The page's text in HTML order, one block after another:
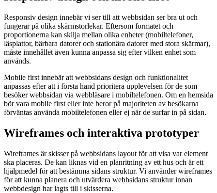
Responsiv design innebär vi ser till att webbsidan ser bra ut och
fungerar på olika skärmstorlekar. Eftersom formatet och
proportionerna kan skilja mellan olika enheter (mobiltelefoner,
läsplattor, bärbara datorer och stationära datorer med stora skärmar),
måste innehållet även kunna anpassa sig efter vilken enhet som
används.
Mobile first innebär att webbsidans design och funktionalitet
anpassas efter att i första hand prioritera upplevelsen för de som
besöker webbsidan via webbläsare i mobiltelefonen. Om en hemsida
bör vara mobile first eller inte beror på majoriteten av besökarna
förväntas använda mobiltelefonen eller ej när de surfar in på sidan.
Wireframes och interaktiva prototyper
Wireframes är skisser på webbsidans layout för att visa var element
ska placeras. De kan liknas vid en planritning av ett hus och är ett
hjälpmedel för att bestämma sidans struktur. Vi använder wireframes
för att kunna planera och utvärdera webbsidans struktur innan
webbdesign har lagts till i skisserna.